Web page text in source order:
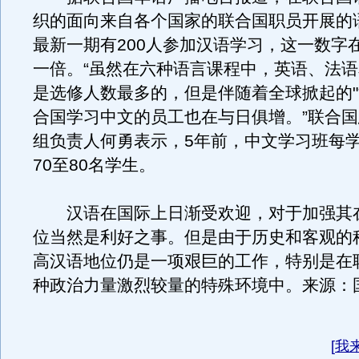
织的面向来自各个国家的联合国职员开展的
最新一期有200人参加汉语学习，这一数字
一倍。“虽然在六种语言课程中，英语、法
是选修人数最多的，但是伴随着全球掀起的
合国学习中文的员工也在与日俱增。”联合
组负责人何勇表示，5年前，中文学习班每
70至80名学生。
汉语在国际上日渐受欢迎，对于加强其
位当然是利好之事。但是由于历史和客观的
高汉语地位仍是一项艰巨的工作，特别是在
种政治力量激烈较量的特殊环境中。来源：
[我